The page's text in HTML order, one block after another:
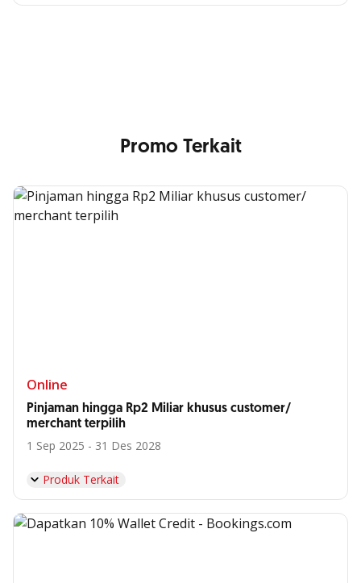
di Satu Genggaman
Promo Terkait
Online
Pinjaman hingga Rp2 Miliar khusus customer/
merchant terpilih
1 Sep 2025 - 31 Des 2028
Produk Terkait